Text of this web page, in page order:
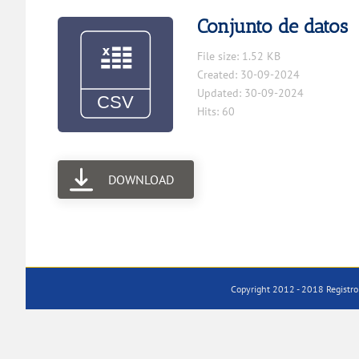
Conjunto de datos
File size: 1.52 KB
Created: 30-09-2024
Updated: 30-09-2024
Hits: 60
DOWNLOAD
Copyright 2012 - 2018